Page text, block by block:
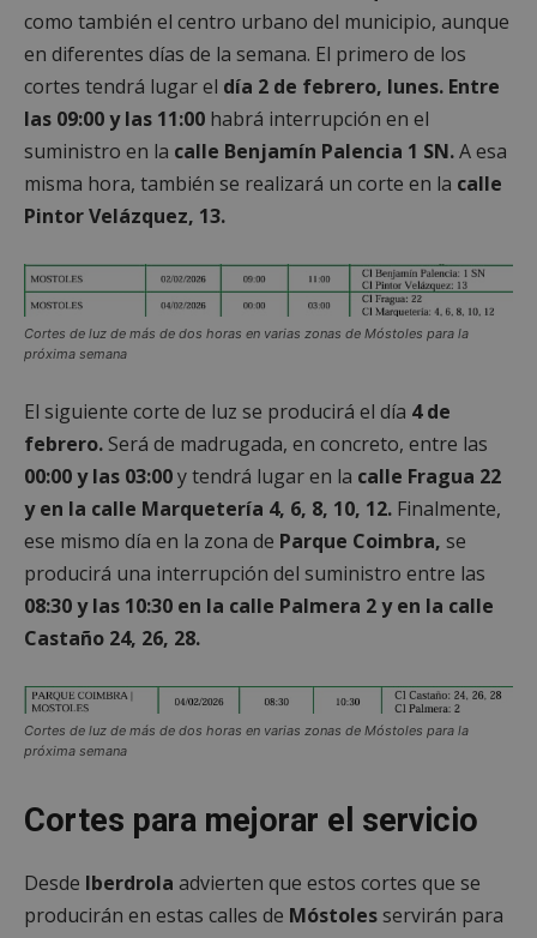
como también el centro urbano del municipio, aunque
en diferentes días de la semana. El primero de los
cortes tendrá lugar el día 2 de febrero, lunes. Entre
las 09:00 y las 11:00 habrá interrupción en el
suministro en la calle Benjamín Palencia 1 SN.A esa
misma hora, también se realizará un corte en la calle
Pintor Velázquez, 13.
Cortes de luz de más de dos horas en varias zonas de Móstoles para la
próxima semana
El siguiente corte de luz se producirá el día 4 de
febrero. Será de madrugada, en concreto, entre las
00:00 y las 03:00y tendrá lugar en la calle Fragua 22
y en la calle Marquetería 4, 6, 8, 10, 12. Finalmente,
ese mismo día en la zona de Parque Coimbra, se
producirá una interrupción del suministro entre las
08:30 y las 10:30 en la calle Palmera 2 y en la calle
Castaño 24, 26, 28.
Cortes de luz de más de dos horas en varias zonas de Móstoles para la
próxima semana
Cortes para mejorar el servicio
Desde Iberdrola advierten que estos cortes que se
producirán en estas calles de Móstolesservirán para